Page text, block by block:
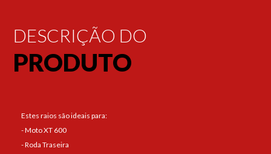
DESCRIÇÃO DO
PRODUTO
Estes raios são ideais para:
- Moto XT 600
- Roda Traseira